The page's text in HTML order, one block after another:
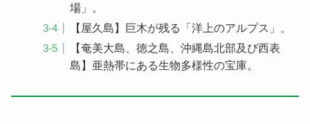
場」。
【屋久島】巨木が残る「洋上のアルプス」。
【奄美大島、徳之島、沖縄島北部及び⻄表
島】亜熱帯にある生物多様性の宝庫。